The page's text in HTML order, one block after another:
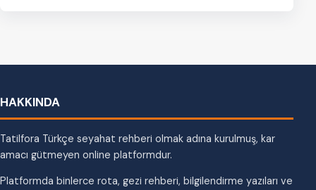
HAKKINDA
Tatilfora Türkçe seyahat rehberi olmak adına kurulmuş, kar
amacı gütmeyen online platformdur.
Platformda binlerce rota, gezi rehberi, bilgilendirme yazıları ve